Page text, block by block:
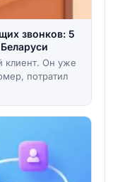
звонков: 5
клиент. Он уже
потратил